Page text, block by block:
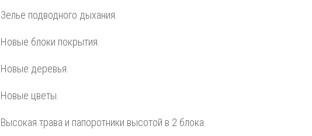
Зелье подводного дыхания.
Новые блоки покрытия.
Новые деревья.
Новые цветы.
Высокая трава и папоротники высотой в 2 блока.